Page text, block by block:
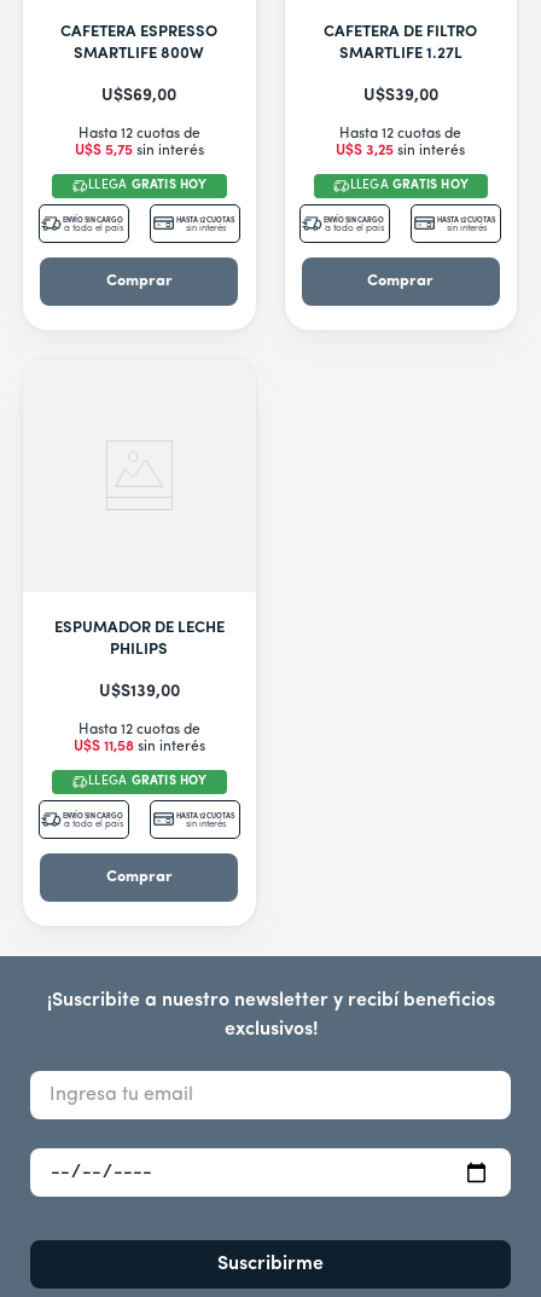
CAFETERA ESPRESSO
SMARTLIFE 800W
U$S69,00
Hasta 12 cuotas de
U$S 5,75sin interés
LLEGA GRATIS HOY
ENVÍO SIN CARGO
a todo el país
HASTA 12 CUOTAS
sin interés
Comprar
CAFETERA DE FILTRO
SMARTLIFE 1.27L
U$S39,00
Hasta 12 cuotas de
U$S 3,25 sin interés
LLEGAGRATIS HOY
ENVÍO SIN CARGO
a todo el país
HASTA 12 CUOTAS
sin interés
Comprar
ESPUMADOR DE LECHE
PHILIPS
U$S139,00
Hasta 12 cuotas de
U$S 11,58sin interés
LLEGA GRATIS HOY
ENVÍO SIN CARGO
a todo el país
HASTA 12 CUOTAS
sin interés
Comprar
¡Suscribite a nuestro newsletter y recibí beneficios
exclusivos!
Suscribirme